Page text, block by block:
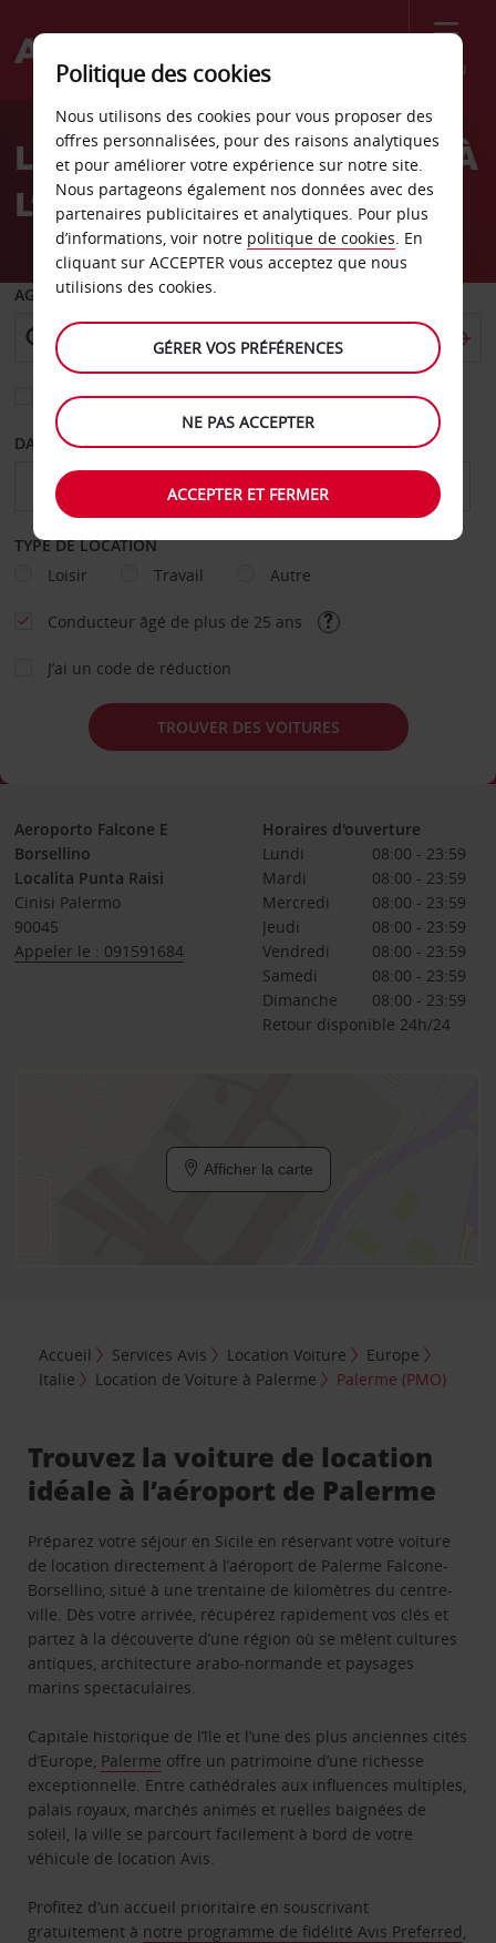
Menu
Welcome
AvisLA LOCATION DE VOITURE À
L’AÉROPORT DE PALERME
AGENCE DE DÉPART
Sélectionnez une autre agence de retour
DATE DE DÉPART DATE DE RETOUR
TYPE DE LOCATION
Loisir
Travail Autre
Conducteur âgé de plus de 25 ans
J’ai un code de réduction
TROUVER DES VOITURES
Aeroporto Falcone E
Borsellino
Localita Punta Raisi
Cinisi Palermo
90045
Appeler le : 091591684
Horaires d'ouverture
Lundi
08:00 - 23:59
Mardi
08:00 - 23:59
Mercredi
08:00 - 23:59
Jeudi
08:00 - 23:59
Vendredi
08:00 - 23:59
Samedi
08:00 - 23:59
Dimanche
08:00 - 23:59
Retour disponible 24h/24
Afficher la carte
Accueil Services Avis Location Voiture
Europe
Italie
Location de Voiture à Palerme Palerme (PMO)
Trouvez la voiture de location
idéale à l’aéroport de Palerme
Préparez votre séjour en Sicile en réservant votre voiture
de location directement à l’aéroport de Palerme Falcone-
Borsellino, situé à une trentaine de kilomètres du centre-
ville. Dès votre arrivée, récupérez rapidement vos clés et
partez à la découverte d’une région où se mêlent cultures
antiques, architecture arabo-normande et paysages
marins spectaculaires.
Capitale historique de l’île et l’une des plus anciennes cités
d’Europe, Palerme offre un patrimoine d’une richesse
exceptionnelle. Entre cathédrales aux influences multiples,
palais royaux, marchés animés et ruelles baignées de
soleil, la ville se parcourt facilement à bord de votre
véhicule de location Avis.
Profitez d’un accueil prioritaire en souscrivant
gratuitement à notre programme de fidélité Avis Preferred
Politique des cookies
Nous utilisons des cookies pour vous proposer des
offres personnalisées, pour des raisons analytiques
et pour améliorer votre expérience sur notre site.
Nous partageons également nos données avec des
partenaires publicitaires et analytiques. Pour plus
d’informations, voir notre politique de cookies. En
cliquant sur ACCEPTER vous acceptez que nous
utilisions des cookies.
GÉRER VOS PRÉFÉRENCES
NE PAS ACCEPTER
ACCEPTER ET FERMER